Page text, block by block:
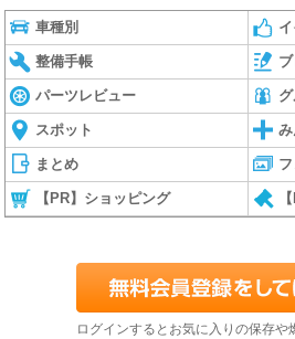
車種別 イ
整備手帳
パーツレビュー
スポット み
まとめ
【PR】ショッピング
ログインするとお気に入りの保存や